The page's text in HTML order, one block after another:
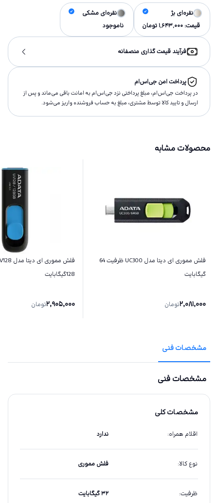
نقره‌ای بژ
قیمت: 1,643,000تومان
نقره‌ای مشکی
ناموجود
فرآیند قیمت گذاری منصفانه
پرداخت امن جی‌اس‌ام
در پرداخت جی‌اس‌ام، مبلغ پرداختى نزد جی‌اس‌ام به امانت باقى مى‌ماند و پس از
ارسال و تاييد كالا توسط مشتری، مبلغ به حساب فروشنده واريز مى‌شود.
محصولات مشابه
فلش مموری ای دیتا مدل UC300 ظرفیت 64
گیگابایت
2,081,000تومان
128گیگابایت
2,905,000تومان
مشخصات فنی
مشخصات فنی
مشخصات کلی
اقلام همراه: ندارد
نوع کالا: فلش مموری
ظرفیت: ۳۲ گیگابایت